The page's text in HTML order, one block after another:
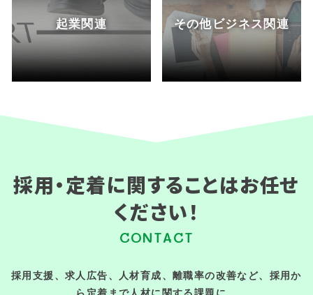
起業関連 その他ビジネス関連
採用・定着に関することはお任せ
ください！
CONTACT
採用支援、求人広告、人材育成、離職率の改善など、採用か
ら定着まで人材に関する課題に、